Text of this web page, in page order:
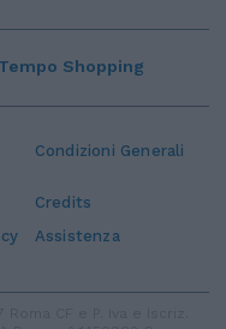
Condizioni Generali
Credits
Assistenza
Shopping